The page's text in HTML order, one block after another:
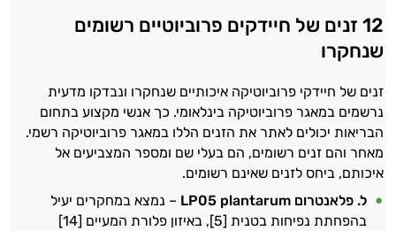
12 זנים של חיידקים פרוביוטיים רשומים
שנחקרו
זנים של חיידקי פרוביוטיקה איכותיים שנחקרו ונבדקו מדעית
נרשמים במאגר פרוביוטיקה בינלאומי. כך אנשי מקצוע בתחום
הבריאות יכולים לאתר את הזנים הללו במאגר פרוביוטיקה רשמי.
מאחר והם זנים רשומים, הם בעלי שם ומספר המצביעים אל
איכותם, ביחס לזנים שאינם רשומים.
ל. פלאנטרום
LP05 plantarum
– נמצא במחקרים יעיל
בהפחתת נפיחות בטנית [5], באיזון פלורת המעיים [14]